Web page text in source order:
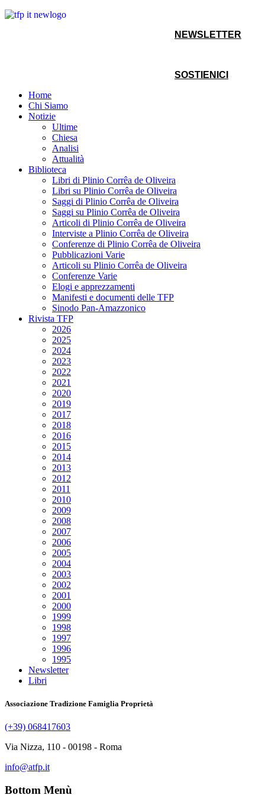
NEWSLETTER
SOSTIENICI
Home
Chi Siamo
Notizie
Ultime
Chiesa
Analisi
Attualità
Biblioteca
Libri di Plinio Corrêa de Oliveira
Libri su Plinio Corrêa de Oliveira
Saggi di Plinio Corrêa de Oliveira
Saggi su Plinio Corrêa de Oliveira
Articoli di Plinio Corrêa de Oliveira
Interviste a Plinio Corrêa de Oliveira
Conferenze di Plinio Corrêa de Oliveira
Pubblicazioni Varie
Articoli su Plinio Corrêa de Oliveira
Conferenze Varie
Elogi e apprezzamenti
Manifesti e documenti delle TFP
Sinodo Pan-Amazzonico
Rivista TFP
2026
2025
2024
2023
2022
2021
2020
2019
2017
2018
2016
2015
2014
2013
2012
2011
2010
2009
2008
2007
2006
2005
2004
2003
2002
2001
2000
1999
1998
1997
1996
1995
Newsletter
Libri
Associazione Tradizione Famiglia Proprietà
(+39) 068417603
Via Nizza, 110 - 00198 - Roma
info@atfp.it
Bottom Menù